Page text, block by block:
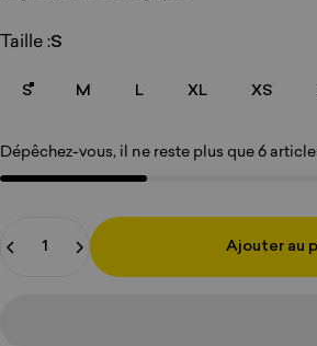
Taille
Taille :S
S M L XL XS
Dépêchez-vous, il ne reste plus que 6
Ajouter au